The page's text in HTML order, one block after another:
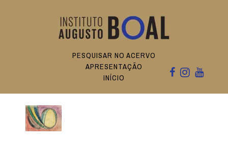
PESQUISAR NO ACERVO
APRESENTAÇÃO
INÍCIO